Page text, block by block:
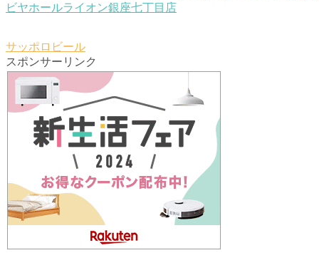
ビヤホールライオン銀座七丁目店
サッポロビール
スポンサーリンク